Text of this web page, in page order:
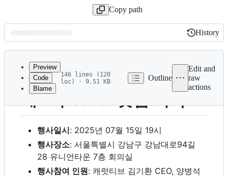
Copy path
Latest
commit
History
History
metadata
controls
Preview
Code
Blame
146 lines (120
loc) · 9.51 KB
Outline
Edit and
raw
actions
제 1회 Caret 밋업 기록
행사일시: 2025년 07월 15일 19시
행사장소: 서울특별시 강남구 강남대로94길
28 유니언타운 7층 회의실
행사참여 인원: 캐럿티브 김기환 CEO, 양병석